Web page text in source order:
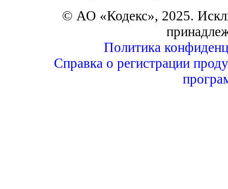
© АО «Кодекс», 2025.
Политика
Справка о регистрации